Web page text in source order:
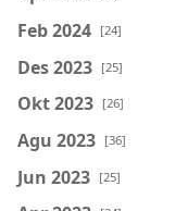
Feb 2024 [24]
Des 2023 [25]
Okt 2023 [26]
Agu 2023 [36]
Jun 2023 [25]